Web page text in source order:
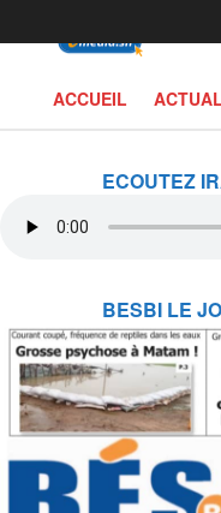
ECOUTEZ
BESBI LE
ACCUEIL